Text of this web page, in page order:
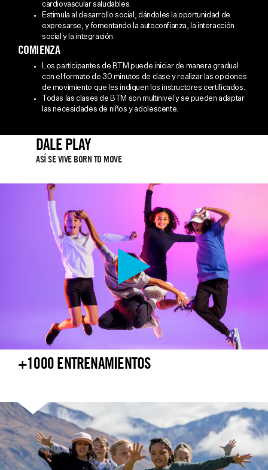
cardiovascular saludables.
Estimula al desarrollo social, dándoles la oportunidad de
expresarse, y fomentando la autoconfianza, la interacción
social y la integración.
COMIENZA
Los participantes de BTM puede iniciar de manera gradual
con el formato de 30 minutos de clase y realizar las opciones
de movimiento que les indiquen los instructores certificados.
Todas las clases de BTM son multinivel y se pueden adaptar
las necesidades de niños y adolescente.
DALE PLAY
ASÍ SE VIVE BORN TO MOVE
+1000 ENTRENAMIENTOS